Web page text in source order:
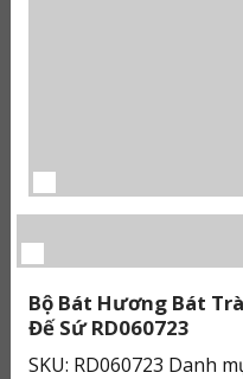
Bộ Bát Hương Bát
Đế Sứ RD060723
SKU: RD060723 Danh